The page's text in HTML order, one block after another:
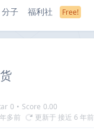
分子 福利社
0 • Score 0.00
多前
更新于 接近 6 年前